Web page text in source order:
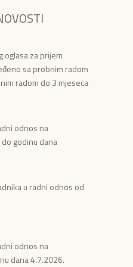
oglasa za prijem
sa probnim radom
radom do 3 mjeseca
odnos na
godinu dana
u radni odnos od
odnos na
dana 4.7.2026.